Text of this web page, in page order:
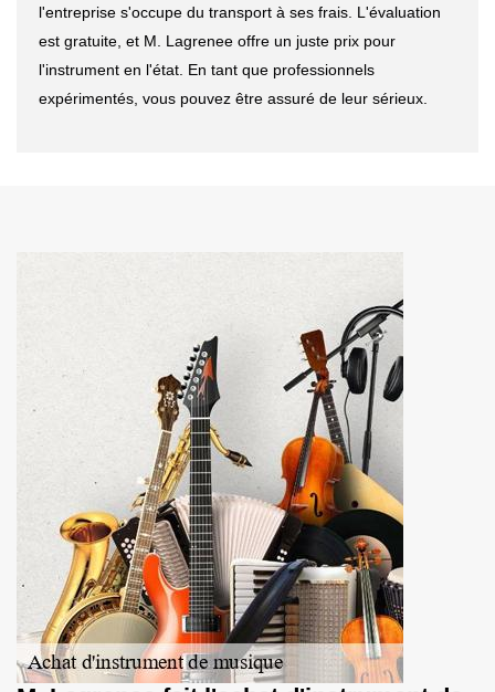
l'entreprise s'occupe du transport à ses frais. L'évaluation
est gratuite, et M. Lagrenee offre un juste prix pour
l'instrument en l'état. En tant que professionnels
expérimentés, vous pouvez être assuré de leur sérieux.